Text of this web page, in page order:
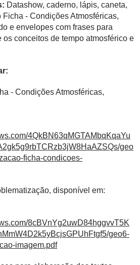
Datashow, caderno, lápis, caneta,
Ficha - Condições Atmosféricas,
e envelopes com frases para
os conceitos de tempo atmosférico e
- Condições Atmosféricas,
4QkBN63qMGTAMbqKqaYu
geo
ficha-condicoes-
disponível em:
8cBVnYg2uwD84hggvvT5K
geo6-
imagem.pdf